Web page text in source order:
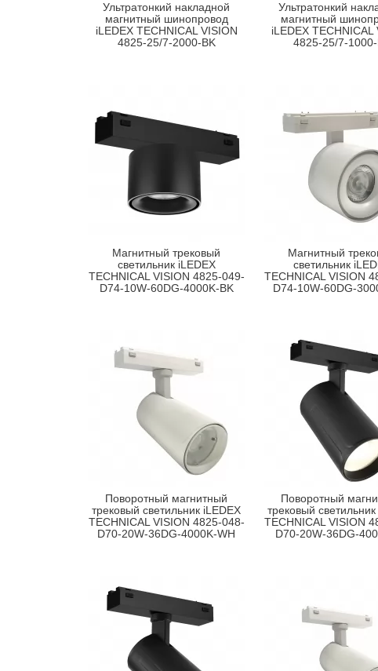
Ультратонкий накладной
магнитный шинопровод
iLEDEX TECHNICAL VISION
4825-25/7-2000-BK
Ультратонкий
магнитный
iLEDEX TECHNICAL
4825-25/7-
Магнитный трековый
светильник iLEDEX
TECHNICAL VISION 4825-049-
D74-10W-60DG-4000K-BK
Магнитный
светильник
TECHNICAL VISION
D74-10W-60DG-
Поворотный магнитный
трековый светильник iLEDEX
TECHNICAL VISION 4825-048-
D70-20W-36DG-4000K-WH
Поворотный
трековый
TECHNICAL VISION
D70-20W-36DG-